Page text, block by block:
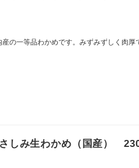
産の一等品わかめです。みずみずしく肉厚
しみ生わかめ（国産）